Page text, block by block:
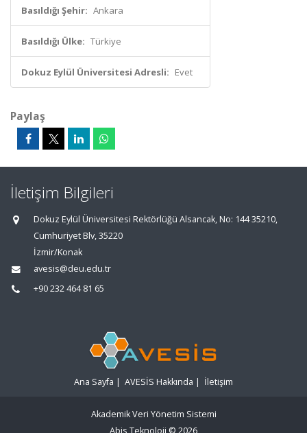
Basıldığı Şehir: Ankara
Basıldığı Ülke: Türkiye
Dokuz Eylül Üniversitesi Adresli: Evet
Paylaş
İletişim Bilgileri
Dokuz Eylül Üniversitesi Rektörlüğü Alsancak, No: 144 35210,
Cumhuriyet Blv, 35220
İzmir/Konak
avesis@deu.edu.tr
+90 232 464 81 65
Ana Sayfa | AVESİS Hakkında | İletişim
Akademik Veri Yönetim Sistemi
Abis Teknoloji © 2026